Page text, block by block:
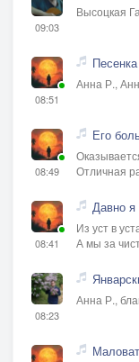
09:03
Высоцкая
08:51
Анна Р.,
08:49
Его
Отличная
08:41
Давно я
Из уст в
А мы за
08:23
Анна Р.,